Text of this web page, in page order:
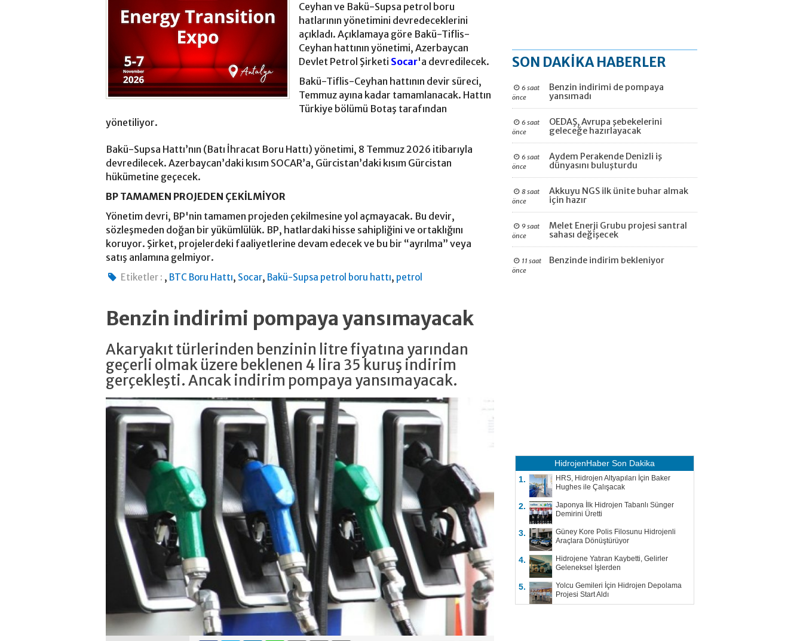
Ceyhan ve Bakü-Supsa petrol boru
hatlarının yönetimini devredeceklerini
açıkladı. Açıklamaya göre Bakü-Tiflis-
Ceyhan hattının yönetimi, Azerbaycan
Devlet Petrol Şirketi Socar'a devredilecek.
Bakü-Tiflis-Ceyhan hattının devir süreci,
Temmuz ayına kadar tamamlanacak. Hattın
Türkiye bölümü Botaş tarafından
yönetiliyor.
Bakü-Supsa Hattı’nın (Batı İhracat Boru Hattı) yönetimi, 8 Temmuz 2026 itibarıyla
devredilecek. Azerbaycan’daki kısım SOCAR’a, Gürcistan’daki kısım Gürcistan
hükümetine geçecek.
BP TAMAMEN PROJEDEN ÇEKİLMİYOR
Yönetim devri, BP'nin tamamen projeden çekilmesine yol açmayacak. Bu devir,
sözleşmeden doğan bir yükümlülük. BP, hatlardaki hisse sahipliğini ve ortaklığını
koruyor. Şirket, projelerdeki faaliyetlerine devam edecek ve bu bir “ayrılma” veya
satış anlamına gelmiyor.
Etiketler : , BTC Boru Hattı, Socar, Bakü-Supsa petrol boru hattı, petrol
Benzin indirimi pompaya yansımayacak
Akaryakıt türlerinden benzinin litre fiyatına yarından
geçerli olmak üzere beklenen 4 lira 35 kuruş indirim
gerçekleşti. Ancak indirim pompaya yansımayacak.
SON DAKİKA HABERLER
6 saat
önce
Benzin indirimi de pompaya
yansımadı
6 saat
önce
OEDAŞ, Avrupa şebekelerini
geleceğe hazırlayacak
6 saat
önce
Aydem Perakende Denizli iş
dünyasını buluşturdu
8 saat
önce
Akkuyu NGS ilk ünite buhar almak
için hazır
9 saat
önce
Melet Enerji Grubu projesi santral
sahası değişecek
11 saat
önce
Benzinde indirim bekleniyor
HidrojenHaber Son Dakika
1.
HRS, Hidrojen Altyapıları İçin Baker
Hughes ile Çalışacak
2.
Japonya İlk Hidrojen Tabanlı Sünger
Demirini Üretti
3.
Güney Kore Polis Filosunu Hidrojenli
Araçlara Dönüştürüyor
4.
Hidrojene Yatıran Kaybetti, Gelirler
Geleneksel İşlerden
5.
Yolcu Gemileri İçin Hidrojen Depolama
Projesi Start Aldı